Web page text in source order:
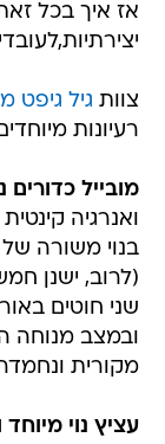
אז איך בכל
צוות גיל גיפט
רעיונות
מובייל כדורים
ואנרגיה
בנוי משורה של
(לרוב, ישנן
שני חוטים
ובמצב מנוחה
מקורית
עציץ נוי מיוחד